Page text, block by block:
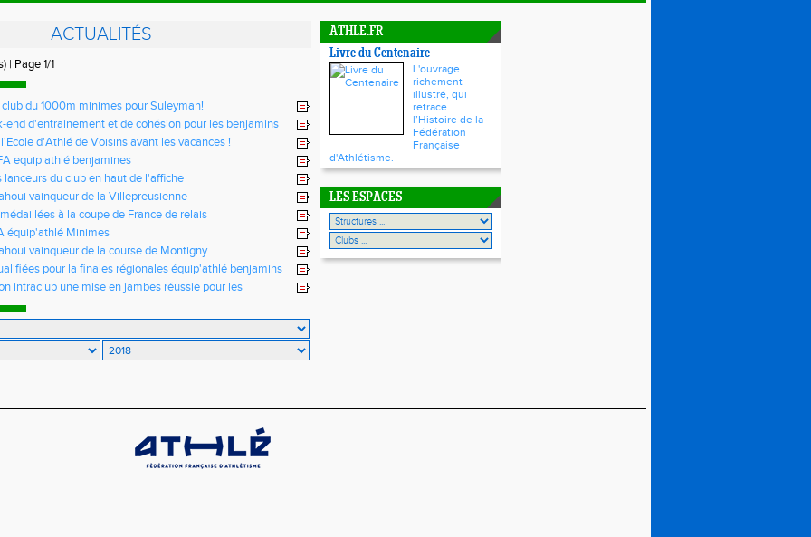
ACTUALITÉS
| Page 1/1
club du 1000m minimes pour Suleyman!
end d'entrainement et de cohésion pour les benjamins
d'Athlé de Voisins avant les vacances !
equip athlé benjamines
lanceurs du club en haut de l'affiche
vainqueur de la Villepreusienne
à la coupe de France de relais
équip'athlé Minimes
vainqueur de la course de Montigny
pour la finales régionales équip'athlé benjamins
intraclub une mise en jambes réussie pour les
ATHLE.FR
Livre du Centenaire
L'ouvrage
richement
illustré, qui
retrace
l’Histoire de la
Fédération
Française
d'Athlétisme.
LES ESPACES